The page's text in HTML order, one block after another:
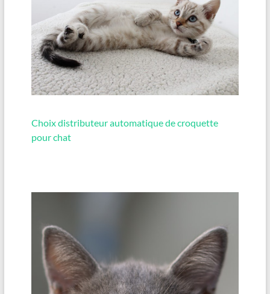
Choix distributeur automatique de croquette
pour chat